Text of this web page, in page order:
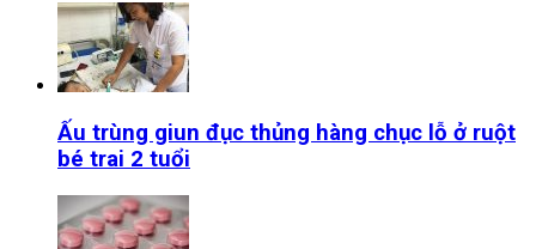
Ấu trùng giun đục thủng hàng chục lỗ ở ruột
bé trai 2 tuổi